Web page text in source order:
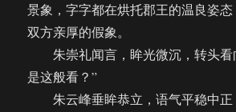
景象，字字都在烘托郡王的温良姿
双方亲厚的假象。
朱崇礼闻言，眸光微沉，转头看
是这般看？”
朱云峰垂眸恭立，语气平稳中正